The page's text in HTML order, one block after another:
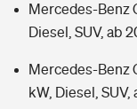
Mercedes-Benz
Diesel, SUV, ab
Mercedes-Benz
kW, Diesel, SUV,